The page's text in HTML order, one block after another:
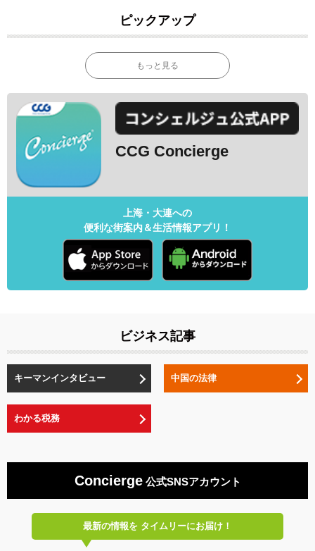
ピックアップ
もっと見る
CCG Concierge
上海・大連への
便利な街案内＆生活情報アプリ！
ビジネス記事
キーマンインタビュー 中国の法律
わかる税務
Concierge公式SNSアカウント
最新の情報をタイムリーにお届け！